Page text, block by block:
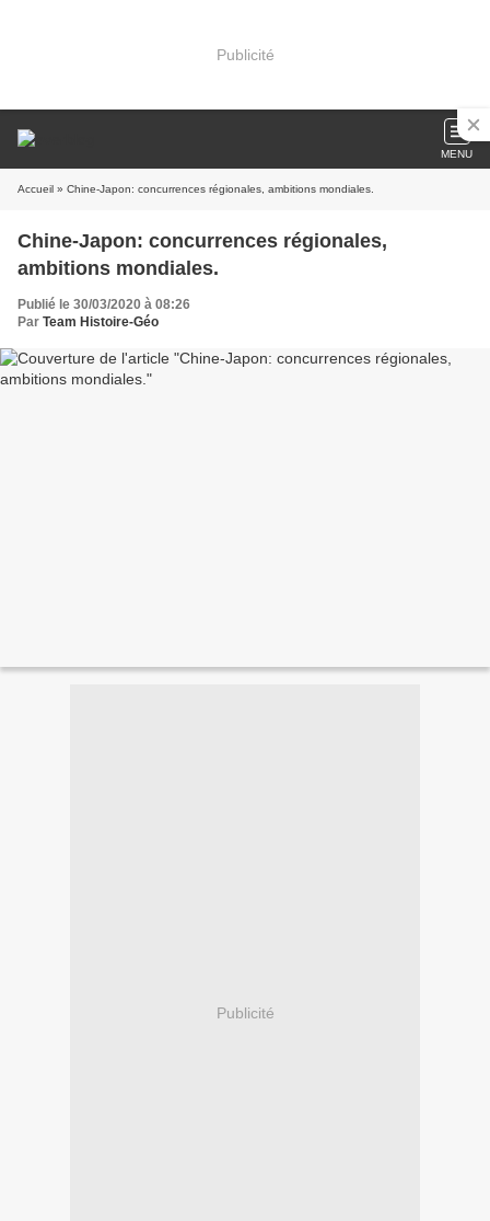
Publicité
MENU
Accueil » Chine-Japon: concurrences régionales, ambitions mondiales.
Chine-Japon: concurrences régionales,
ambitions mondiales.
Publié le 30/03/2020 à 08:26
Par Team Histoire-Géo
Publicité